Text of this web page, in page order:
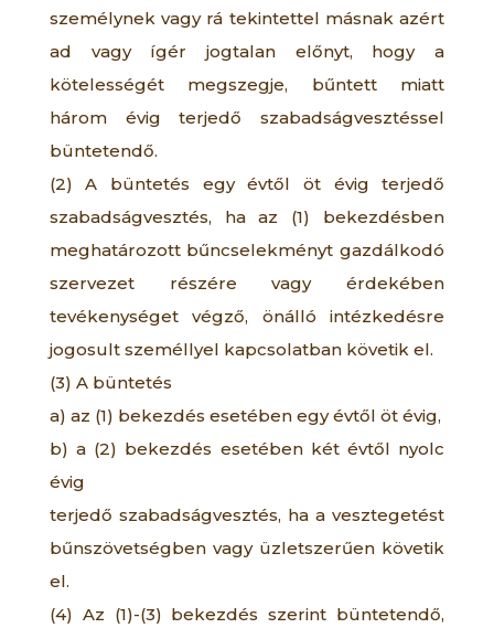
személynek vagy rá tekintettel másnak azért
ad vagy ígér jogtalan előnyt, hogy a
kötelességét megszegje, bűntett miatt
három évig terjedő szabadságvesztéssel
büntetendő.
(2) A büntetés egy évtől öt évig terjedő
szabadságvesztés, ha az (1) bekezdésben
meghatározott bűncselekményt gazdálkodó
szervezet részére vagy érdekében
tevékenységet végző, önálló intézkedésre
jogosult személlyel kapcsolatban követik el.
(3) A büntetés
a) az (1) bekezdés esetében egy évtől öt évig,
b) a (2) bekezdés esetében két évtől nyolc
évig
terjedő szabadságvesztés, ha a vesztegetést
bűnszövetségben vagy üzletszerűen követik
el.
(4) Az (1)-(3) bekezdés szerint büntetendő,